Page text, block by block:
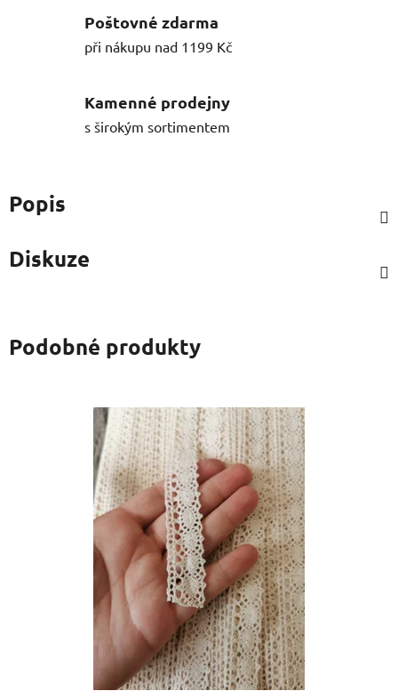
Poštovné zdarma
při nákupu nad 1199 Kč
Kamenné prodejny
s širokým sortimentem
Popis
Diskuze
Podobné produkty